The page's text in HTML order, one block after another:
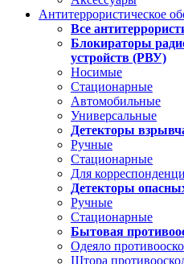
Антитеррористическое
Все
Блокираторы
устройств (РВУ)
Носимые
Стационарные
Автомобильные
Универсальные
Детекторы
Ручные
Стационарные
Для
Детекторы
Ручные
Стационарные
Бытовая
Одеяло
Штора